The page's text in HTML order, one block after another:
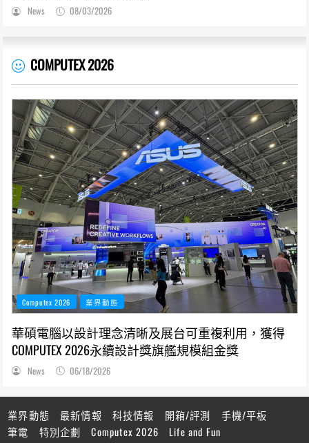
News 08/03/2026
COMPUTEX 2026
Computex 2026 業界動態
華碩電腦以設計理念清晰及展台可重複利用，獲得
COMPUTEX 2026永續設計獎旗艦規模組金獎
News 06/18/2026
業界動態 最新情報 科技情報 開箱/評測
手機/平板
筆電
特別企劃 Computex 2026 Life and Fun